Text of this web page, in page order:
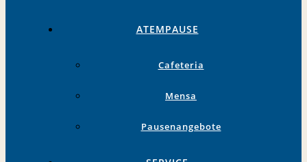
ATEMPAUSE
Cafeteria
Mensa
Pausenangebote